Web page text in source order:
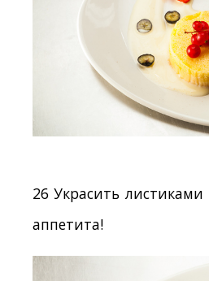
26 Украсить
аппетита!